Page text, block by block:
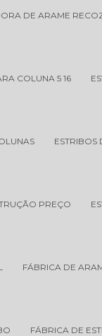
DE ARAME
COLUNA 5 16
ESTRIBOS
PREÇO
FÁBRICA DE
FÁBRICA DE